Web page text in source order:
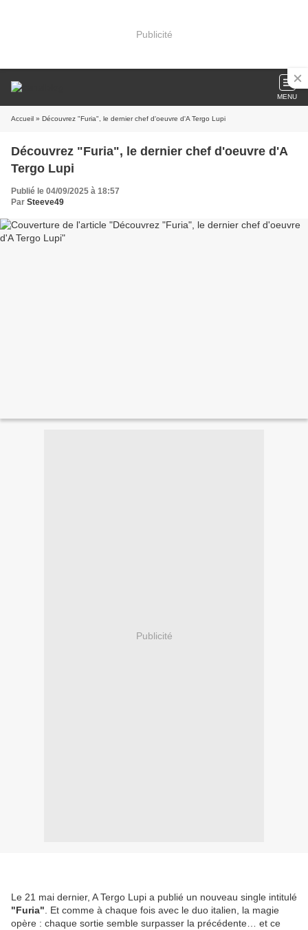
Publicité
MENU
Accueil » Découvrez "Furia", le dernier chef d'oeuvre d'A Tergo Lupi
Découvrez "Furia", le dernier chef d'oeuvre d'A
Tergo Lupi
Publié le 04/09/2025 à 18:57
Par Steeve49
Publicité
Le 21 mai dernier, A Tergo Lupi a publié un nouveau single intitulé
"Furia" . Et comme à chaque fois avec le duo italien, la magie
opère : chaque sortie semble surpasser la précédente… et ce